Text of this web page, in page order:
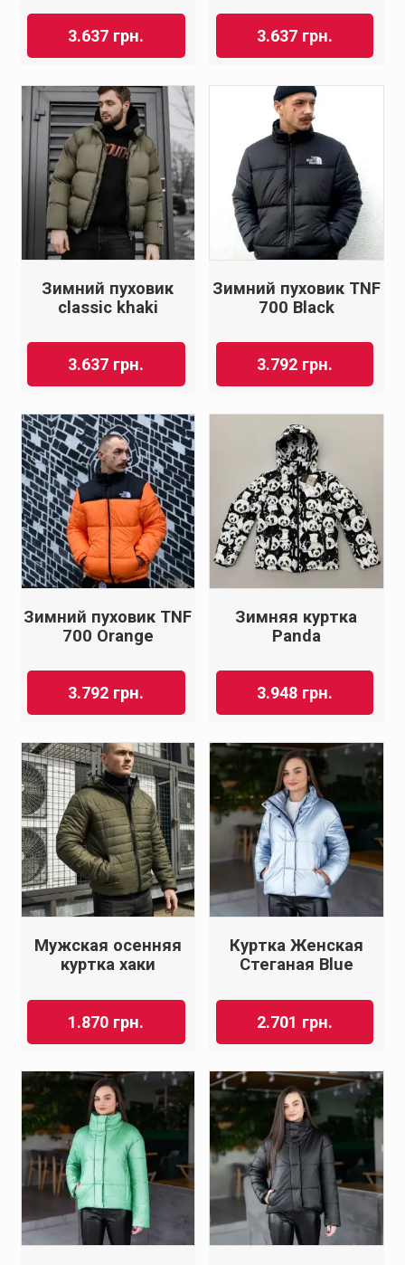
3.637 грн. 3.637 грн.
Зимний пуховик
classic khaki
3.637 грн.
Зимний пуховик TNF
700 Black
3.792 грн.
Зимний пуховик TNF
700 Orange
3.792 грн.
Зимняя куртка
Panda
3.948 грн.
Мужская осенняя
куртка хаки
1.870 грн.
Куртка Женская
Стеганая Blue
2.701 грн.